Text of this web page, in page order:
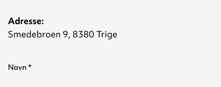
Adresse:
Smedebroen 9, 8380 Trige
Navn*